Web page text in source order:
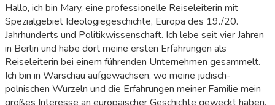
Hallo, ich bin Mary, eine professionelle Reiseleiterin mit
Spezialgebiet Ideologiegeschichte, Europa des 19./20.
Jahrhunderts und Politikwissenschaft. Ich lebe seit vier Jahren
in Berlin und habe dort meine ersten Erfahrungen als
Reiseleiterin bei einem führenden Unternehmen gesammelt.
Ich bin in Warschau aufgewachsen, wo meine jüdisch-
polnischen Wurzeln und die Erfahrungen meiner Familie mein